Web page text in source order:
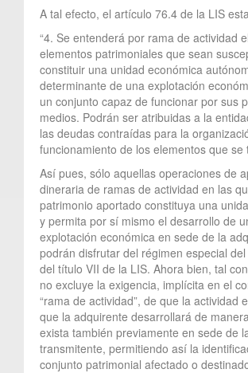
A tal efecto, el artículo 76.4 de la LIS
“4. Se entenderá por rama de actividad
elementos patrimoniales que sean
constituir una unidad económica
determinante de una explotación
un conjunto capaz de funcionar por sus
medios. Podrán ser atribuidas a la
las deudas contraídas para la
funcionamiento de los elementos que se
Así pues, sólo aquellas operaciones de
dineraria de ramas de actividad en las
patrimonio aportado constituya una
y permita por sí mismo el desarrollo de
explotación económica en sede de la
podrán disfrutar del régimen especial
del título VII de la LIS. Ahora bien, tal
no excluye la exigencia, implícita en el
“rama de actividad”, de que la actividad
que la adquirente desarrollará de
exista también previamente en sede de
transmitente, permitiendo así la
conjunto patrimonial afectado o